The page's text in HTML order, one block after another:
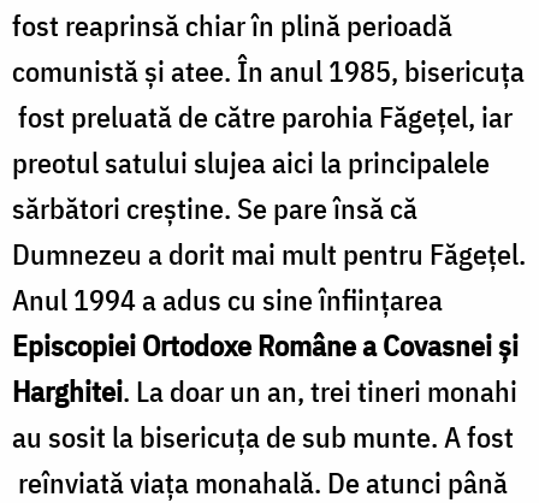
fost reaprinsă chiar în plină perioadă
comunistă şi atee. În anul 1985, bisericuţa
fost preluată de către parohia Făgețel, iar
preotul satului slujea aici la principalele
sărbători creştine. Se pare însă că
Dumnezeu a dorit mai mult pentru Făgeţel.
Anul 1994 a adus cu sine înfiinţarea
Episcopiei Ortodoxe Române a Covasnei și
Harghitei. La doar un an, trei tineri monahi
au sosit la bisericuța de sub munte. A fost
reînviată viața monahală. De atunci până